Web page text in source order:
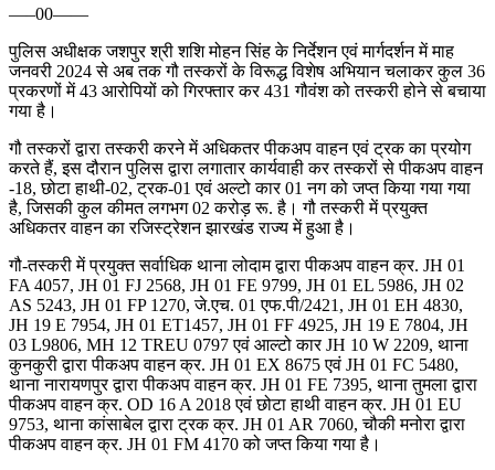
—–00——
पुलिस अधीक्षक जशपुर श्री शशि मोहन सिंह के निर्देशन एवं मार्गदर्शन में माह
जनवरी 2024 से अब तक गौ तस्करों के विरूद्ध विशेष अभियान चलाकर कुल 36
प्रकरणों में 43 आरोपियों को गिरफ्तार कर 431 गौवंश को तस्करी होने से बचाया
गया है।
गौ तस्करों द्वारा तस्करी करने में अधिकतर पीकअप वाहन एवं ट्रक का प्रयोग
करते हैं, इस दौरान पुलिस द्वारा लगातार कार्यवाही कर तस्करों से पीकअप वाहन
-18, छोटा हाथी-02, ट्रक-01 एवं अल्टो कार 01 नग को जप्त किया गया गया
है, जिसकी कुल कीमत लगभग 02 करोड़ रू. है। गौ तस्करी में प्रयुक्त
अधिकतर वाहन का रजिस्ट्रेशन झारखंड राज्य में हुआ है।
गौ-तस्करी में प्रयुक्त सर्वाधिक थाना लोदाम द्वारा पीकअप वाहन क्र. JH 01
FA 4057, JH 01 FJ 2568, JH 01 FE 9799, JH 01 EL 5986, JH 02
AS 5243, JH 01 FP 1270, जे.एच. 01 एफ.पी/2421, JH 01 EH 4830,
JH 19 E 7954, JH 01 ET1457, JH 01 FF 4925, JH 19 E 7804, JH
03 L9806, MH 12 TREU 0797 एवं आल्टो कार JH 10 W 2209, थाना
कुनकुरी द्वारा पीकअप वाहन क्र. JH 01 EX 8675 एवं JH 01 FC 5480,
थाना नारायणपुर द्वारा पीकअप वाहन क्र. JH 01 FE 7395, थाना तुमला द्वारा
पीकअप वाहन क्र. OD 16 A 2018 एवं छोटा हाथी वाहन क्र. JH 01 EU
9753, थाना कांसाबेल द्वारा ट्रक क्र. JH 01 AR 7060, चौकी मनोरा द्वारा
पीकअप वाहन क्र. JH 01 FM 4170 को जप्त किया गया है।